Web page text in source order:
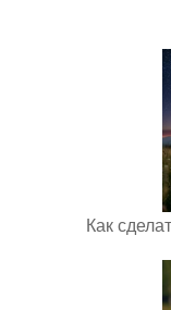
Как